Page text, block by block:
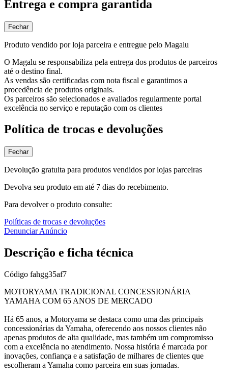
Entrega e compra garantida
Fechar
Produto vendido por loja parceira e entregue pelo Magalu
O Magalu se responsabiliza pela entrega dos produtos de parceiros
até o destino final.
As vendas são certificadas com nota fiscal e garantimos a
procedência de produtos originais.
Os parceiros são selecionados e avaliados regularmente portal
excelência no serviço e reputação com os clientes
Política de trocas e devoluções
Fechar
Devolução gratuita para produtos vendidos por lojas parceiras
Devolva seu produto em até 7 dias do recebimento.
Para devolver o produto consulte:
Políticas de trocas e devoluções
Denunciar Anúncio
Descrição e ficha técnica
Código fahgg35af7
MOTORYAMA TRADICIONAL CONCESSIONÁRIA
YAMAHA COM 65 ANOS DE MERCADO
Há 65 anos, a Motoryama se destaca como uma das principais
concessionárias da Yamaha, oferecendo aos nossos clientes não
apenas produtos de alta qualidade, mas também um compromisso
com a excelência no atendimento. Nossa história é marcada por
inovações, confiança e a satisfação de milhares de clientes que
escolheram a Yamaha como parceira em suas jornadas.